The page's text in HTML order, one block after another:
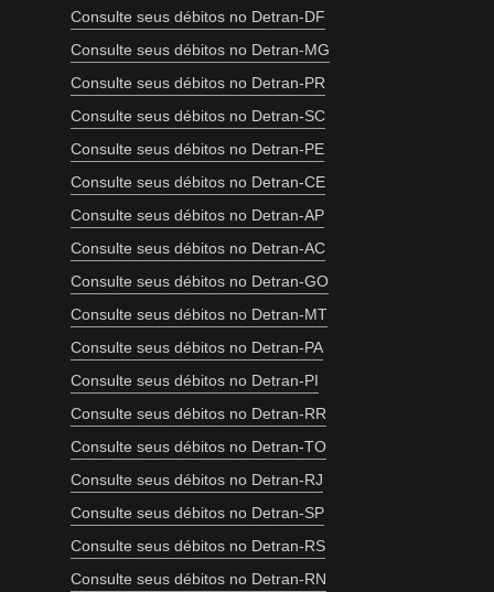
Consulte seus débitos no Detran-DF
Consulte seus débitos no Detran-MG
Consulte seus débitos no Detran-PR
Consulte seus débitos no Detran-SC
Consulte seus débitos no Detran-PE
Consulte seus débitos no Detran-CE
Consulte seus débitos no Detran-AP
Consulte seus débitos no Detran-AC
Consulte seus débitos no Detran-GO
Consulte seus débitos no Detran-MT
Consulte seus débitos no Detran-PA
Consulte seus débitos no Detran-PI
Consulte seus débitos no Detran-RR
Consulte seus débitos no Detran-TO
Consulte seus débitos no Detran-RJ
Consulte seus débitos no Detran-SP
Consulte seus débitos no Detran-RS
Consulte seus débitos no Detran-RN